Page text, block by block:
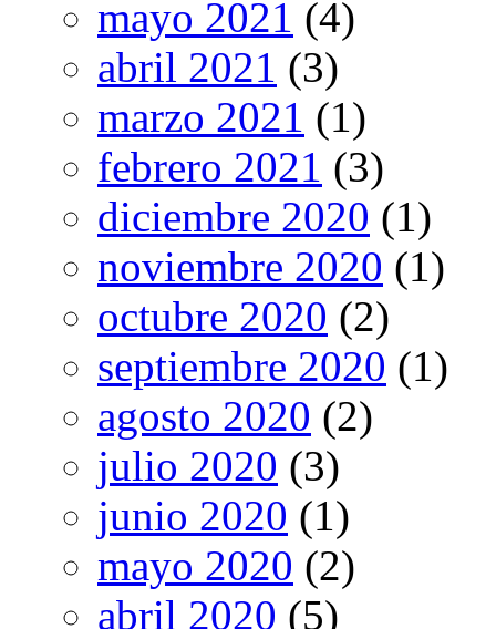
mayo 2021 (4)
abril 2021 (3)
marzo 2021 (1)
febrero 2021 (3)
diciembre 2020 (1)
noviembre 2020 (1)
octubre 2020 (2)
septiembre 2020 (1)
agosto 2020 (2)
julio 2020 (3)
junio 2020 (1)
mayo 2020 (2)
abril 2020 (5)